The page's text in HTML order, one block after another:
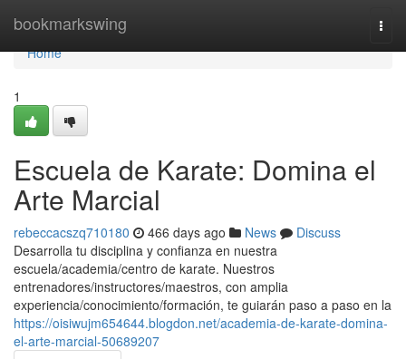
bookmarkswing
Home
Home
1
Escuela de Karate: Domina el
Arte Marcial
rebeccacszq710180 466 days ago News
Discuss
Desarrolla tu disciplina y confianza en nuestra
escuela/academia/centro de karate. Nuestros
entrenadores/instructores/maestros, con amplia
experiencia/conocimiento/formación, te guiarán paso a paso en la
https://oisiwujm654644.blogdon.net/academia-de-karate-domina-
el-arte-marcial-50689207